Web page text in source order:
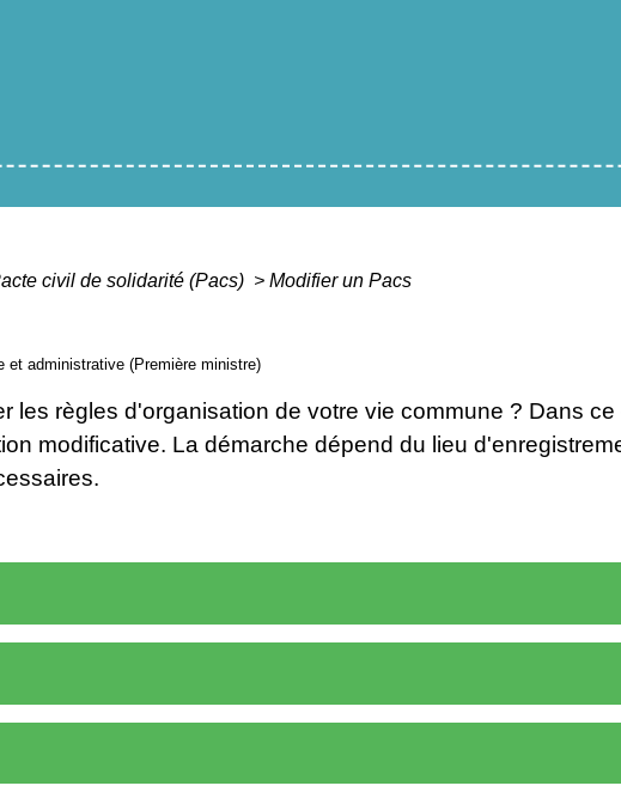
civil de solidarité (Pacs) > Modifier un Pacs
et administrative (Première ministre)
les règles d'organisation de votre vie commune ? Dans
modificative. La démarche dépend du lieu